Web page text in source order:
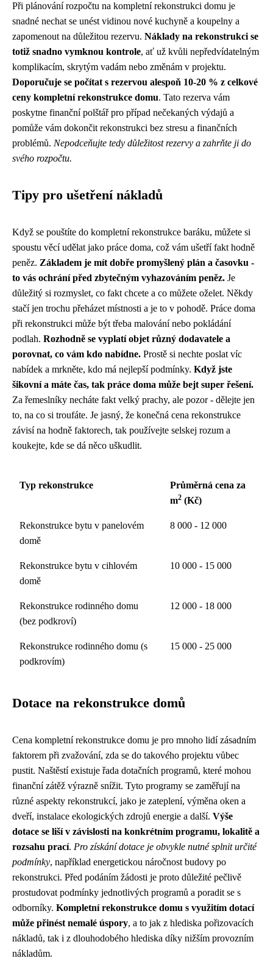
Při plánování rozpočtu na kompletní rekonstrukci domu je
snadné nechat se unést vidinou nové kuchyně a koupelny a
zapomenout na důležitou rezervu. Náklady na rekonstrukci se
totiž snadno vymknou kontrole, ať už kvůli nepředvídatelným
komplikacím, skrytým vadám nebo změnám v projektu.
Doporučuje se počítat s rezervou alespoň 10-20 % z celkové
ceny kompletní rekonstrukce domu. Tato rezerva vám
poskytne finanční polštář pro případ nečekaných výdajů a
pomůže vám dokončit rekonstrukci bez stresu a finančních
problémů. Nepodceňujte tedy důležitost rezervy a zahrňte ji do
svého rozpočtu.
Tipy pro ušetření nákladů
Když se pouštíte do kompletní rekonstrukce baráku, můžete si
spoustu věcí udělat jako práce doma, což vám ušetří fakt hodně
peněz. Základem je mít dobře promyšlený plán a časovku -
to vás ochrání před zbytečným vyhazováním peněz. Je
důležitý si rozmyslet, co fakt chcete a co můžete oželet. Někdy
stačí jen trochu přeházet místnosti a je to v pohodě. Práce doma
při rekonstrukci může být třeba malování nebo pokládání
podlah. Rozhodně se vyplatí objet různý dodavatele a
porovnat, co vám kdo nabídne. Prostě si nechte poslat víc
nabídek a mrkněte, kdo má nejlepší podmínky. Když jste
šikovní a máte čas, tak práce doma může bejt super řešení.
Za řemeslníky necháte fakt velký prachy, ale pozor - dělejte jen
to, na co si troufáte. Je jasný, že konečná cena rekonstrukce
závisí na hodně faktorech, tak používejte selskej rozum a
koukejte, kde se dá něco uškudlit.
Typ rekonstrukce
Průměrná cena za
m2 (Kč)
Rekonstrukce bytu v panelovém
domě
8 000 - 12 000
Rekonstrukce bytu v cihlovém
domě
10 000 - 15 000
Rekonstrukce rodinného domu
(bez podkroví)
12 000 - 18 000
Rekonstrukce rodinného domu (s
podkrovím)
15 000 - 25 000
Dotace na rekonstrukce domů
Cena kompletní rekonstrukce domu je pro mnoho lidí zásadním
faktorem při zvažování, zda se do takového projektu vůbec
pustit. Naštěstí existuje řada dotačních programů, které mohou
finanční zátěž výrazně snížit. Tyto programy se zaměřují na
různé aspekty rekonstrukcí, jako je zateplení, výměna oken a
dveří, instalace ekologických zdrojů energie a další. Výše
dotace se liší v závislosti na konkrétním programu, lokalitě a
rozsahu prací. Pro získání dotace je obvykle nutné splnit určité
podmínky, například energetickou náročnost budovy po
rekonstrukci. Před podáním žádosti je proto důležité pečlivě
prostudovat podmínky jednotlivých programů a poradit se s
odborníky. Kompletní rekonstrukce domu s využitím dotací
může přinést nemalé úspory, a to jak z hlediska pořizovacích
nákladů, tak i z dlouhodobého hlediska díky nižším provozním
nákladům.